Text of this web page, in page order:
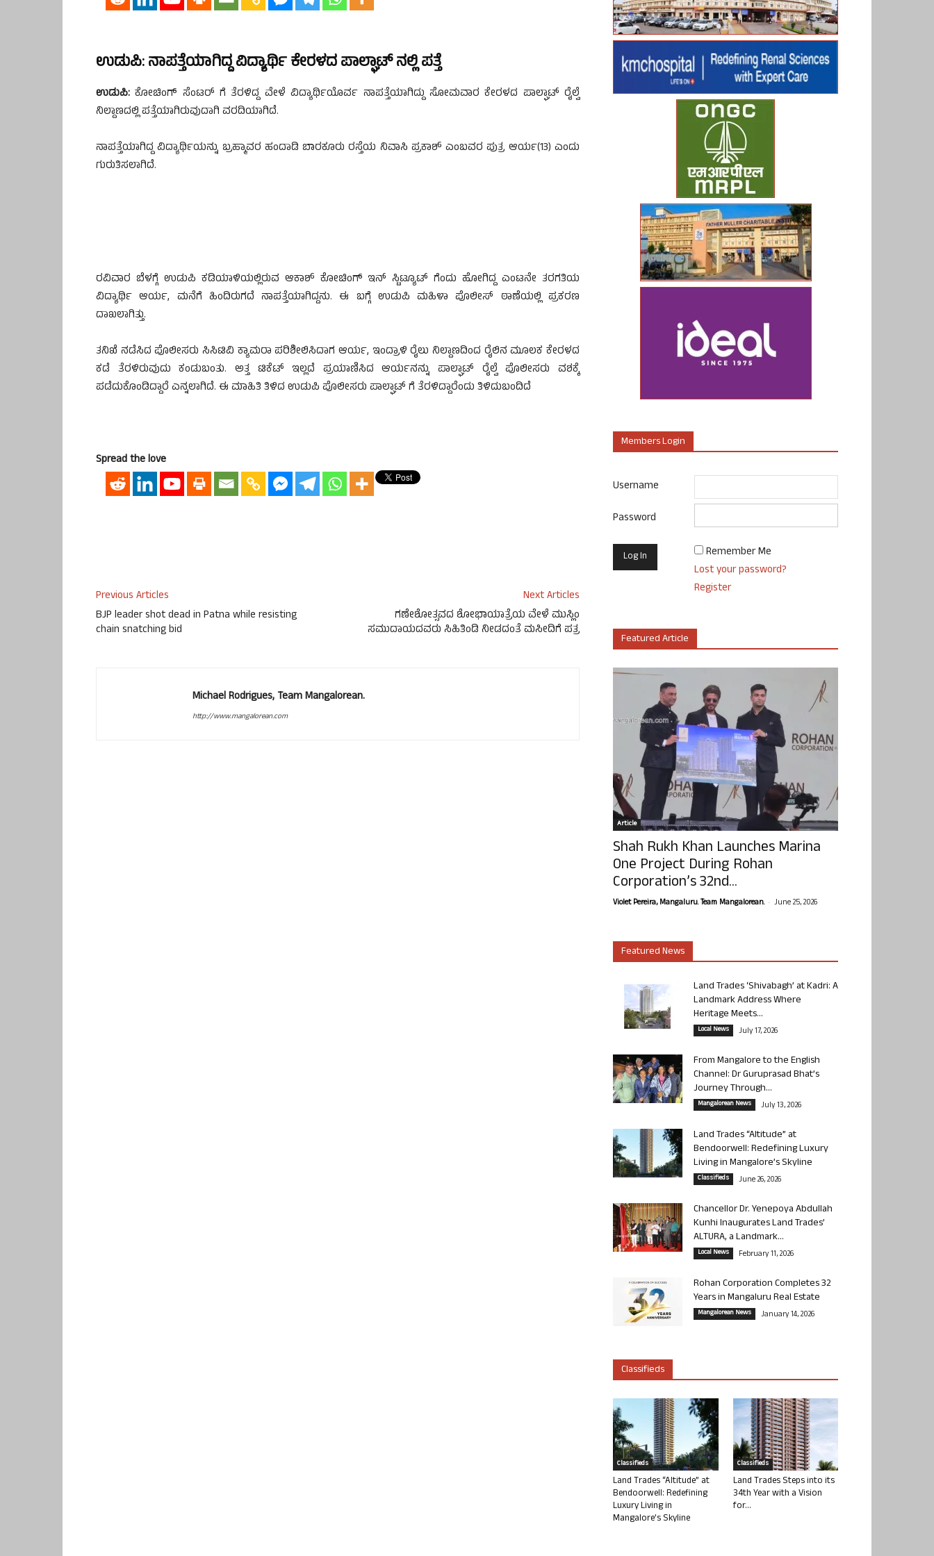
ಉಡುಪಿ: ನಾಪತ್ತೆಯಾಗಿದ್ದ ವಿದ್ಯಾರ್ಥಿ ಕೇರಳದ ಪಾಲ್ಘಾಟ್ ನಲ್ಲಿ ಪತ್ತೆ
ಉಡುಪಿ: ಕೋಚಿಂಗ್ ಸೆಂಟರ್ ಗೆ ತೆರಳಿದ್ದ ವೇಳೆ ವಿದ್ಯಾರ್ಥಿಯೊರ್ವ ನಾಪತ್ತೆಯಾಗಿದ್ದು ಸೋಮವಾರ ಕೇರಳದ ಪಾಲ್ಘಾಟ್ ರೈಲ್ವೆ
ನಿಲ್ದಾಣದಲ್ಲಿ ಪತ್ತೆಯಾಗಿರುವುದಾಗಿ ವರದಿಯಾಗಿದೆ.
ನಾಪತ್ತೆಯಾಗಿದ್ದ ವಿದ್ಯಾರ್ಥಿಯನ್ನು ಬ್ರಹ್ಮಾವರ ಹಂದಾಡಿ ಬಾರಕೂರು ರಸ್ತೆಯ ನಿವಾಸಿ ಪ್ರಕಾಶ್ ಎಂಬವರ ಪುತ್ರ ಆರ್ಯ(13) ಎಂದು
ಗುರುತಿಸಲಾಗಿದೆ.
ರವಿವಾರ ಬೆಳಗ್ಗೆ ಉಡುಪಿ ಕಡಿಯಾಳಿಯಲ್ಲಿರುವ ಆಕಾಶ್ ಕೋಚಿಂಗ್ ಇನ್ ಸ್ಟಿಟ್ಯೂಟ್ ಗೆಂದು ಹೋಗಿದ್ದ ಎಂಟನೇ ತರಗತಿಯ
ವಿದ್ಯಾರ್ಥಿ ಆರ್ಯ, ಮನೆಗೆ ಹಿಂದಿರುಗದೆ ನಾಪತ್ತೆಯಾಗಿದ್ದನು. ಈ ಬಗ್ಗೆ ಉಡುಪಿ ಮಹಿಳಾ ಪೊಲೀಸ್ ಠಾಣೆಯಲ್ಲಿ ಪ್ರಕರಣ
ದಾಖಲಾಗಿತ್ತು.
ತನಿಖೆ ನಡೆಸಿದ ಪೊಲೀಸರು ಸಿಸಿಟಿವಿ ಕ್ಯಾಮರಾ ಪರಿಶೀಲಿಸಿದಾಗ ಆರ್ಯ, ಇಂದ್ರಾಳಿ ರೈಲು ನಿಲ್ದಾಣದಿಂದ ರೈಲಿನ ಮೂಲಕ ಕೇರಳದ
ಕಡೆ ತೆರಳಿರುವುದು ಕಂಡುಬಂತು. ಅತ್ತ ಟಿಕೆಟ್ ಇಲ್ಲದೆ ಪ್ರಯಾಣಿಸಿದ ಆರ್ಯನನ್ನು ಪಾಲ್ಘಾಟ್ ರೈಲ್ವೆ ಪೊಲೀಸರು ವಶಕ್ಕೆ
ಪಡೆದುಕೊಂಡಿದ್ದಾರೆ ಎನ್ನಲಾಗಿದೆ. ಈ ಮಾಹಿತಿ ತಿಳಿದ ಉಡುಪಿ ಪೊಲೀಸರು ಪಾಲ್ಘಾಟ್ ಗೆ ತೆರಳಿದ್ದಾರೆಂದು ತಿಳಿದುಬಂದಿದೆ
Spread the love
Previous Articles
BJP leader shot dead in Patna while resisting
chain snatching bid
Next Articles
ಗಣೇಶೋತ್ಸವದ ಶೋಭಾಯಾತ್ರೆಯ ವೇಳೆ ಮುಸ್ಲಿಂ
ಸಮುದಾಯದವರು ಸಿಹಿತಿಂಡಿ ನೀಡದಂತೆ ಮಸೀದಿಗೆ ಪತ್ರ
Michael Rodrigues, Team Mangalorean.
http://www.mangalorean.com
Members Login
Username
Password
Remember Me
Lost your password?
Register
Featured Article
Article
Shah Rukh Khan Launches Marina
One Project During Rohan
Corporation’s 32nd...
Violet Pereira, Mangaluru. Team Mangalorean. - June 25, 2026
Featured News
Land Trades ‘Shivabagh’ at Kadri: A
Landmark Address Where
Heritage Meets...
Local News July 17, 2026
From Mangalore to the English
Channel: Dr Guruprasad Bhat’s
Journey Through...
Mangalorean News July 13, 2026
Land Trades “Altitude” at
Bendoorwell: Redefining Luxury
Living in Mangalore’s Skyline
Classifieds June 26, 2026
Chancellor Dr. Yenepoya Abdullah
Kunhi Inaugurates Land Trades’
ALTURA, a Landmark...
Local News February 11, 2026
Rohan Corporation Completes 32
Years in Mangaluru Real Estate
Mangalorean News January 14, 2026
Classifieds
Classifieds
Land Trades “Altitude” at
Bendoorwell: Redefining
Luxury Living in
Mangalore’s Skyline
Classifieds
Land Trades Steps into its
34th Year with a Vision
for...